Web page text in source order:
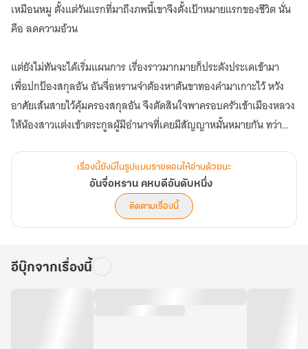
เหมือนหมู ตั้งแต่วันแรกที่มาถึงภพนี้เขาจึงตั้งเป้าหมายแรกของชีวิต นั่น
คือ ลดความอ้วน
แต่ยังไม่ทันจะได้เริ่มแผนการ เรื่องราวมากมายก็ประดังประเดเข้ามา
เพื่อปกป้องสกุลอัน อันจื่อหรานจำต้องหาต้นขาทองคำมาเกาะไว้ หวัง
อาศัยเส้นสายไว้คุ้มครองสกุลอัน จึงตัดสินใจพาครอบครัวเข้าเมืองหลวง
ให้น้องสาวแต่งเข้าตระกูลผู้มีอำนาจที่เคยมีสัญญาหมั้นหมายกัน ทว่า
“อัปลักษณ์” และนิสัยโหดร้ายของชายผู้เป็นว่าที่คู่ครอง จึงตัดสินใจหลบ
หนีการแต่งงาน! อันจื่อหรานไร้ซึ่งทางเลือก จำต้องแต่งออกไปแทนน้อง
เรื่องนี้ยังมีในรูปแบบรายตอนให้อ่านด้วยนะ
อันจื่อหราน คหบดีอันดับหนึ่ง
ติดตามเรื่องนี้
อีบุ๊กจากเรื่องนี้